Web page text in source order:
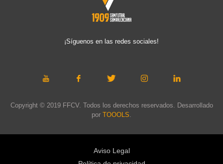
¡Síguenos en las redes sociales!
Copyright © 2019 FFCV. Todos los derechos reservados. Desarrollado
por TOOOLS.
Aviso Legal